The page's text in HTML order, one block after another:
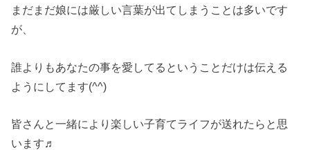
まだまだ娘には厳しい言葉が出てしまうことは多いです
が、
誰よりもあなたの事を愛してるということだけは伝える
ようにしてます(^^)
皆さんと一緒により楽しい子育てライフが送れたらと思
います♬